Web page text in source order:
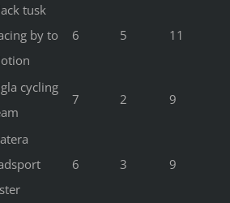
tusk
by to
6 5 11
cycling
7 2 9
6 3 9